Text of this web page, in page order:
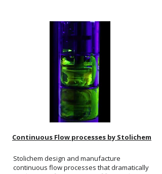
Continuous Flow processes by Stolichem
Stolichem design and manufacture
continuous flow processes that dramatically